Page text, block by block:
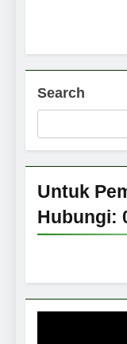
Search
Untuk
Hubungi: